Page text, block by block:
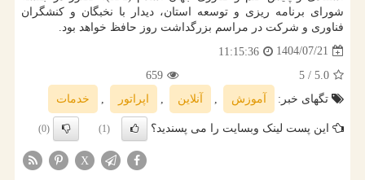
شورای برنامه ریزی و توسعه استان، دیدار با نخبگان و کنشگران
فناوری و شرکت در مراسم بزرگداشت روز حافظ خواهد بود.
1404/07/21
11:15:36
5.0
/ 5
659
تگهای خبر:
آموزش آنلاین اپراتور خدمات
این پست لینک وبسایت را می پسندید؟ (1)
(0)
X